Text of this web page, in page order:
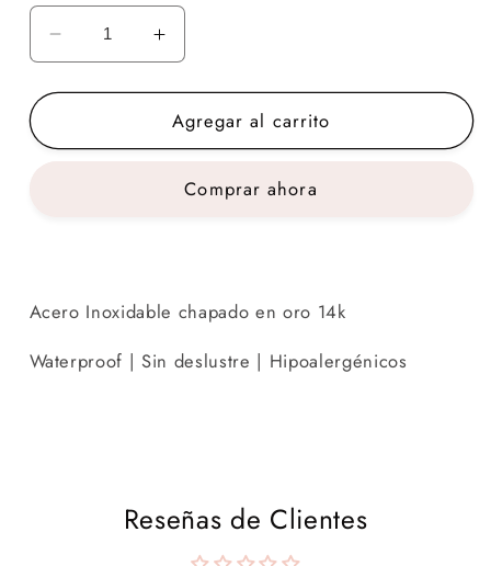
Reducir
cantidad
para
Ring
Aumentar
cantidad
para
CRISTAL
Ring
Agregar al carrito
Comprar ahora
Acero Inoxidable chapado en oro 14k
Waterproof | Sin deslustre | Hipoalergénicos
Reseñas de Clientes